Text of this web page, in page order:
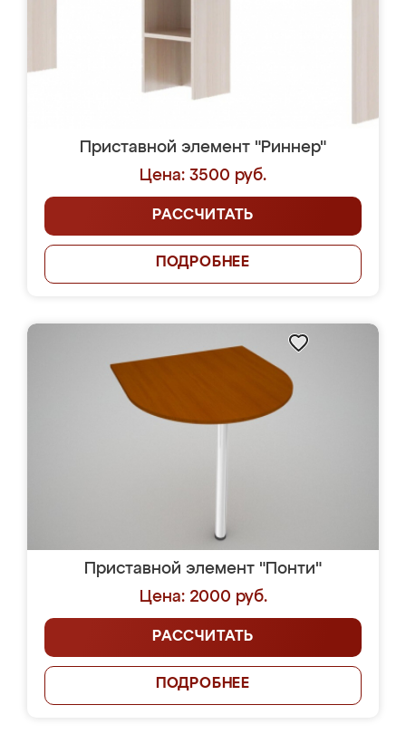
Приставной элемент "Риннер"
Цена: 3500 руб.
РАССЧИТАТЬ
ПОДРОБНЕЕ
Приставной элемент "Понти"
Цена: 2000 руб.
РАССЧИТАТЬ
ПОДРОБНЕЕ